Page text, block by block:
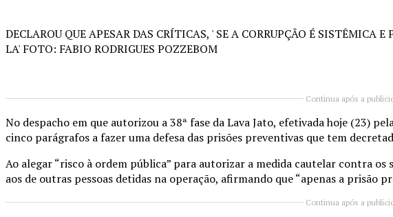
DECLAROU QUE APESAR DAS CRÍTICAS, ' SE A CORRUPÇÃO É SISTÊMICA
LA' FOTO: FABIO RODRIGUES POZZEBOM
Continua após a
No despacho em que autorizou a 38ª fase da Lava Jato, efetivada hoje (23)
cinco parágrafos a fazer uma defesa das prisões preventivas que tem
Ao alegar “risco à ordem pública” para autorizar a medida cautelar contra
aos de outras pessoas detidas na operação, afirmando que “apenas a prisão
Continua após a